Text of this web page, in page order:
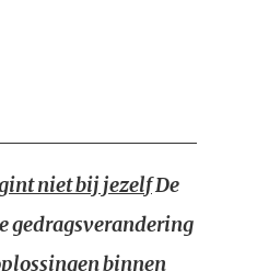
niet bij jezelfDe
gedragsverandering
binnen